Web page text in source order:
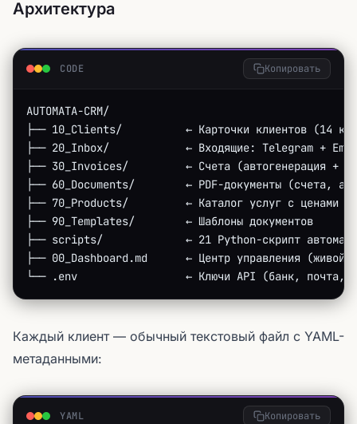
Архитектура
CODE Копировать
AUTOMATA-CRM/
├── 10_Clients/          ← Карточки клиентов (14
├── 20_Inbox/            ← Входящие: Telegram +
├── 30_Invoices/         ← Счета (автогенерация +
├── 60_Documents/        ← PDF-документы (счета,
├── 70_Products/         ← Каталог услуг с ценами
├── 90_Templates/        ← Шаблоны документов
├── scripts/             ← 21 Python-скрипт
├── 00_Dashboard.md      ← Центр управления (живой
└── .env                 ← Ключи API (банк, почта,
Каждый клиент — обычный текстовый файл с YAML-
метаданными:
YAML Копировать